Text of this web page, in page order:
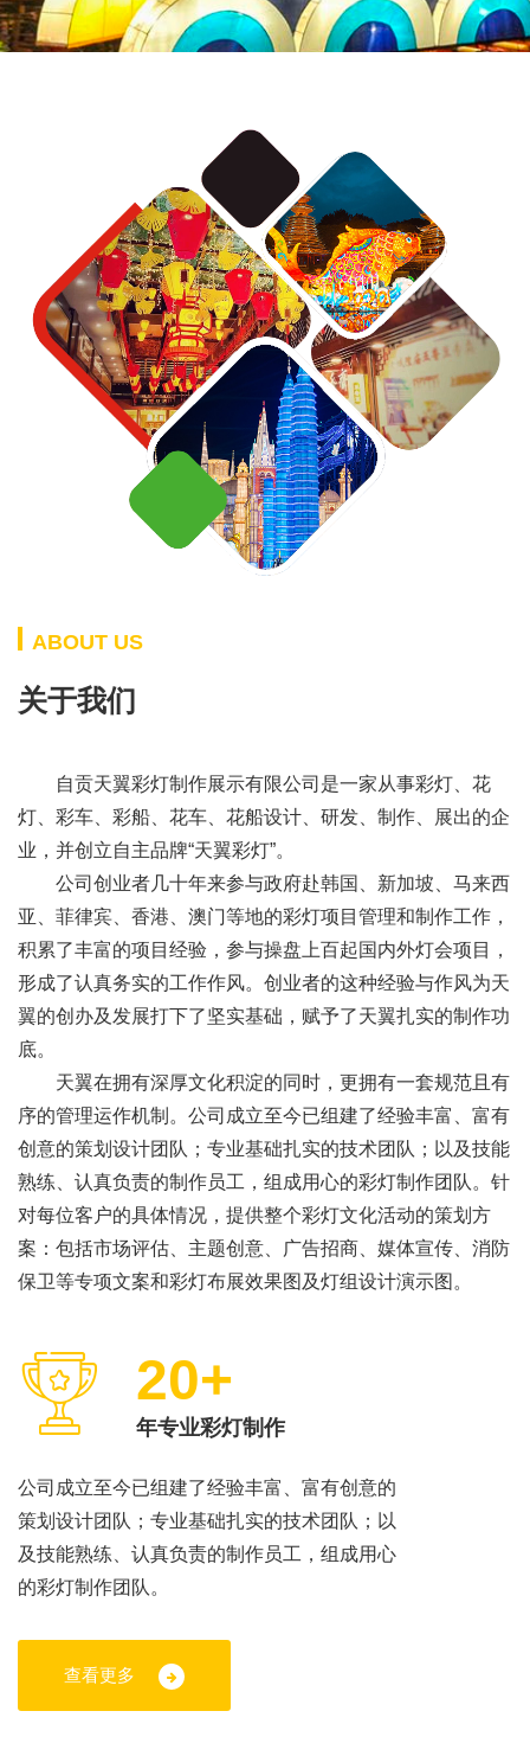
ABOUT US
关于我们
自贡天翼彩灯制作展示有限公司是一家从事彩灯、花
灯、彩车、彩船、花车、花船设计、研发、制作、展出的企
业，并创立自主品牌“天翼彩灯”。
公司创业者几十年来参与政府赴韩国、新加坡、马来西
亚、菲律宾、香港、澳门等地的彩灯项目管理和制作工作，
积累了丰富的项目经验，参与操盘上百起国内外灯会项目，
形成了认真务实的工作作风。创业者的这种经验与作风为天
翼的创办及发展打下了坚实基础，赋予了天翼扎实的制作功
底。
天翼在拥有深厚文化积淀的同时，更拥有一套规范且有
序的管理运作机制。公司成立至今已组建了经验丰富、富有
创意的策划设计团队；专业基础扎实的技术团队；以及技能
熟练、认真负责的制作员工，组成用心的彩灯制作团队。针
对每位客户的具体情况，提供整个彩灯文化活动的策划方
案：包括市场评估、主题创意、广告招商、媒体宣传、消防
保卫等专项文案和彩灯布展效果图及灯组设计演示图。
20+
年专业彩灯制作
公司成立至今已组建了经验丰富、富有创意的
策划设计团队；专业基础扎实的技术团队；以
及技能熟练、认真负责的制作员工，组成用心
的彩灯制作团队。
查看更多